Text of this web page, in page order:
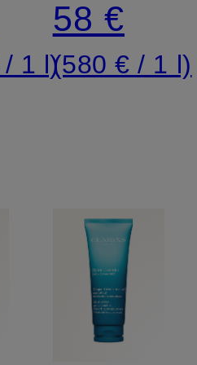
/ 1 l)
58 €
(580 € / 1 l)